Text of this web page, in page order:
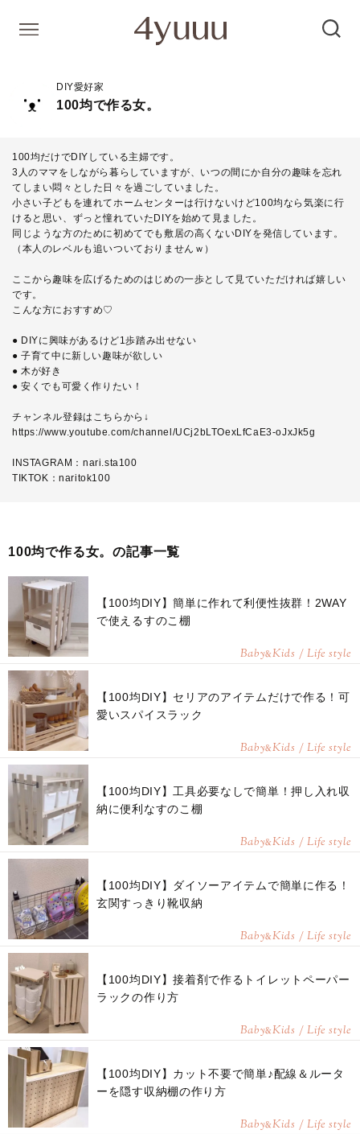
DIY愛好家
100均で作る女。
100均だけでDIYしている主婦です。
3人のママをしながら暮らしていますが、いつの間にか自分の趣味を忘れ
てしまい悶々とした日々を過ごしていました。
小さい子どもを連れてホームセンターは行けないけど100均なら気楽に行
けると思い、ずっと憧れていたDIYを始めて見ました。
同じような方のために初めてでも敷居の高くないDIYを発信しています。
（本人のレベルも追いついておりませんｗ）
ここから趣味を広げるためのはじめの一歩として見ていただければ嬉しい
です。
こんな方におすすめ♡
● DIYに興味があるけど1歩踏み出せない
● 子育て中に新しい趣味が欲しい
● 木が好き
● 安くでも可愛く作りたい！
チャンネル登録はこちらから↓
https://www.youtube.com/channel/UCj2bLTOexLfCaE3-oJxJk5g
INSTAGRAM：nari.sta100
TIKTOK：naritok100
100均で作る女。の記事一覧
【100均DIY】簡単に作れて利便性抜群！2WAY
で使えるすのこ棚
Baby&Kids / Life style
【100均DIY】セリアのアイテムだけで作る！可
愛いスパイスラック
Baby&Kids / Life style
【100均DIY】工具必要なしで簡単！押し入れ収
納に便利なすのこ棚
Baby&Kids / Life style
【100均DIY】ダイソーアイテムで簡単に作る！
玄関すっきり靴収納
Baby&Kids / Life style
【100均DIY】接着剤で作るトイレットペーパー
ラックの作り方
Baby&Kids / Life style
【100均DIY】カット不要で簡単♪配線＆ルータ
ーを隠す収納棚の作り方
Baby&Kids / Life style